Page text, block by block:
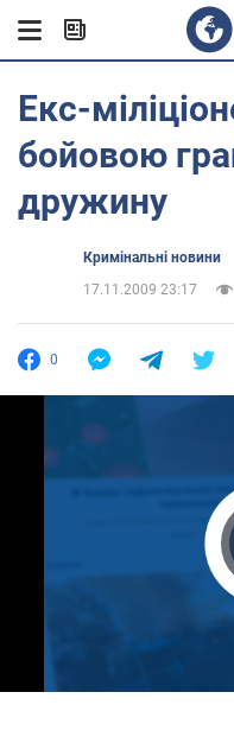
Екс-
бойовою
дружину
Кримінальні новини
17.11.2009 23:17
0